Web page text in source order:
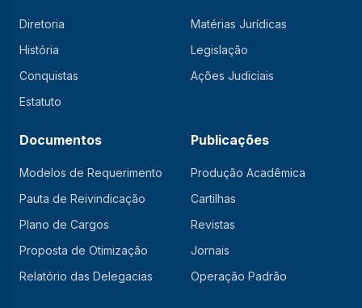
Diretoria
História
Conquistas
Estatuto
Matérias Jurídicas
Legislação
Ações Judiciais
Documentos
Modelos de Requerimento
Pauta de Reivindicação
Plano de Cargos
Proposta de Otimização
Relatório das Delegacias
Publicações
Produção Acadêmica
Cartilhas
Revistas
Jornais
Operação Padrão